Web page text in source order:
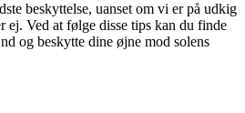
beskyttelse, uanset om vi er på udkig
ej. Ved at følge disse tips kan du finde
og beskytte dine øjne mod solens